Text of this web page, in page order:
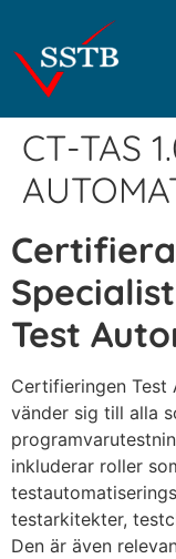
CT-TAS
Specialist
Test
Certifieringen Test
vänder sig till alla
inkluderar roller
testarkitekter,
Den är även